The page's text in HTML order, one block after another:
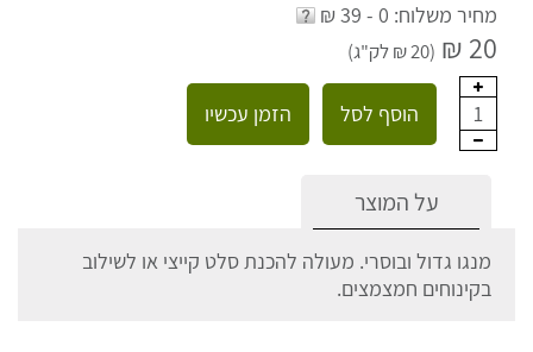
מחיר משלוח: 0 - 39 ₪
20 ₪ (20 ₪ לק"ג)
1 הוסף לסל הזמן עכשיו
על המוצר
מנגו גדול ובוסרי. מעולה להכנת סלט קייצי או לשילוב
בקינוחים חמצמצים.